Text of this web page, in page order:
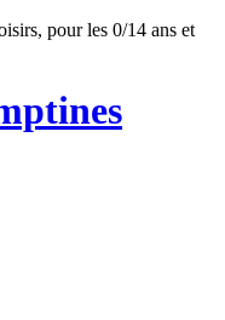
pour les 0/14 ans et